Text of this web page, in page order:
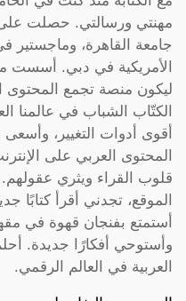
مهنتي ورسالتي. حصلت
جامعة القاهرة، وماجستير
الأمريكية في دبي.
ليكون منصة تجمع المحتوى
الكتّاب الشباب في عالمنا
أقوى أدوات التغيير،
المحتوى العربي على
قلوب القراء ويثري عقولهم.
الموقع، تجدني أقرأ كتابًا
أستمتع بفنجان قهوة في
وأستوحي أفكارًا جديدة.
العربية في العالم الرقمي.